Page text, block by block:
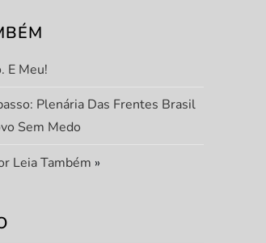
E Meu!
Plenária Das Frentes Brasil
Sem Medo
Leia Também »